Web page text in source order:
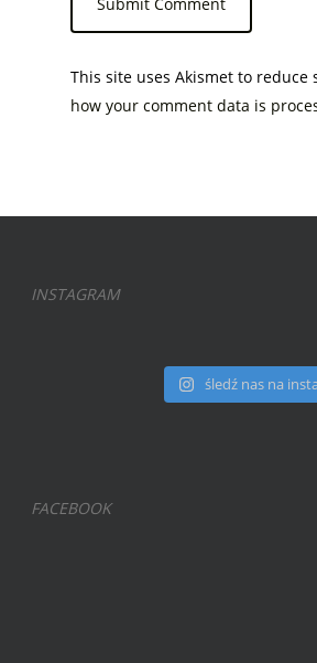
This site uses Akismet to reduce
how your comment data is
INSTAGRAM
śledź nas na
FACEBOOK